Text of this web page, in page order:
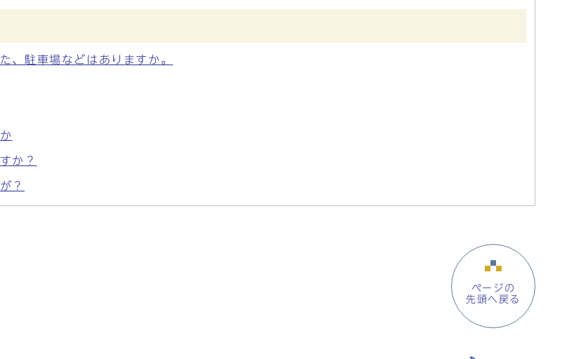
、駐車場などはありますか。
か？
？
ページの
先頭へ戻る